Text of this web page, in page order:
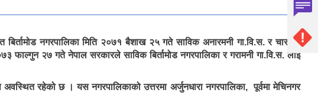
नगरपालिका मिति २०७१ बैशाख २५ गते साविक अनारमनी गा.वि.स. र चारपाने
फाल्गुन २७ गते नेपाल सरकारले साविक बिर्तामोड नगरपालिका र गरामनी गा.वि.स. लाई
अवस्थित रहेको छ । यस नगरपालिकाको उत्तरमा अर्जुनधारा नगरपालिका, पूर्वमा मेचिनगर